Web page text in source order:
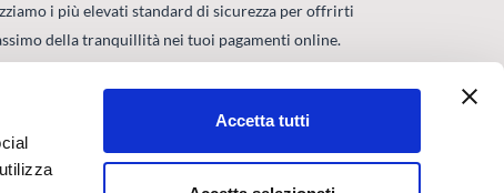
Accetta tutti
i più elevati standard di sicurezza per offrirti
della tranquillità nei tuoi pagamenti online.
UNI EN
UMBRA S.P.A.